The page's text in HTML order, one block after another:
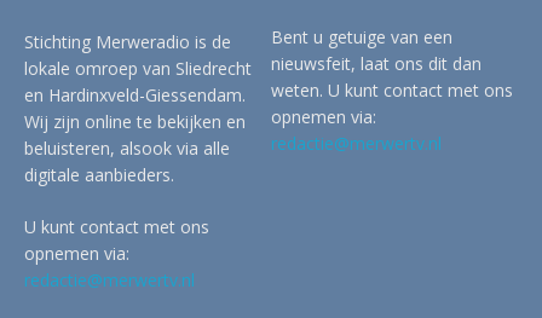
Stichting Merweradio is de
lokale omroep van Sliedrecht
en Hardinxveld-Giessendam.
Wij zijn online te bekijken en
beluisteren, alsook via alle
digitale aanbieders.
U kunt contact met ons
opnemen via:
redactie@merwertv.nl
Bent u getuige van een
nieuwsfeit, laat ons dit dan
weten. U kunt contact met ons
opnemen via:
redactie@merwertv.nl